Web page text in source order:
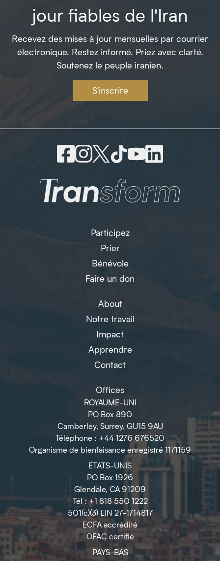
jour fiables de l'Iran
Recevez des mises à jour mensuelles par courrier
électronique. Restez informé. Priez avec clarté.
Soutenez le peuple iranien.
S'inscrire
Participez
Prier
Bénévole
Faire un don
About
Notre travail
Impact
Apprendre
Contact
Offices
ROYAUME-UNI
PO Box 890
Camberley, Surrey, GU15 9AU
Téléphone : +44 1276 676520
Organisme de bienfaisance enregistré 1171159
ÉTATS-UNIS
PO Box 1926
Glendale, CA 91209
Tél : +1 818 550 1222
501(c)(3) EIN 27-1714817
ECFA accrédité
OFAC certifié
PAYS-BAS